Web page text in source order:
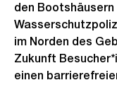
den
im Norden des
Zukunft
einen